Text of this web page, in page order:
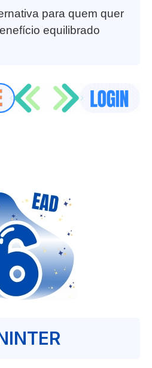
para quem quer
equilibrado